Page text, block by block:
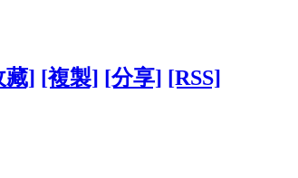
藏] [複製] [分享] [RSS]